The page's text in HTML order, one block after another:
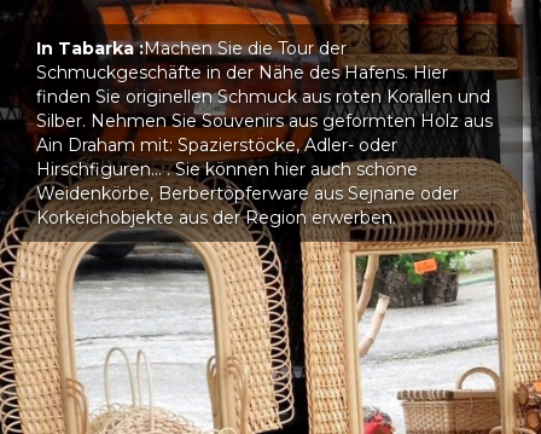
In Tabarka :Machen Sie die Tour der
Schmuckgeschäfte in der Nähe des Hafens. Hier
finden Sie originellen Schmuck aus roten Korallen und
Silber. Nehmen Sie Souvenirs aus geformten Holz aus
Ain Draham mit: Spazierstöcke, Adler- oder
Hirschfiguren… . Sie können hier auch schöne
Weidenkörbe, Berbertöpferware aus Sejnane oder
Korkeichobjekte aus der Region erwerben.